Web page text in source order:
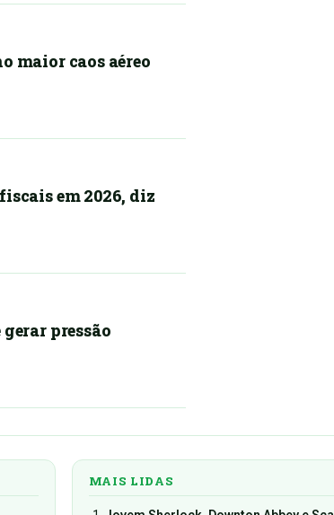
maior caos aéreo
em 2026, diz
pressão
MAIS LIDAS